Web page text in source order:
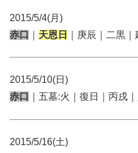
2015/5/4(月)
赤口
天恩日 ｜庚辰｜二黒
2015/5/10(日)
赤口
｜五墓:火｜復日｜丙戌
2015/5/16(土)